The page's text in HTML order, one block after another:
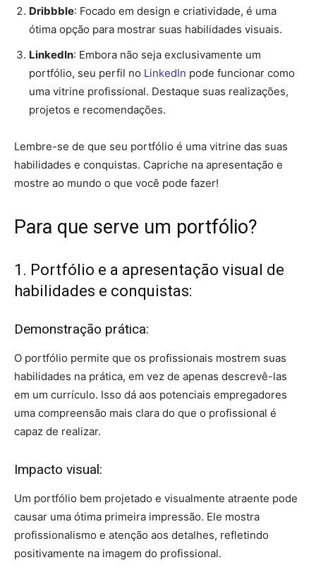
Dribbble: Focado em design e criatividade, é uma
ótima opção para mostrar suas habilidades visuais.
LinkedIn: Embora não seja exclusivamente um
portfólio, seu perfil no LinkedIn pode funcionar como
uma vitrine profissional. Destaque suas realizações,
projetos e recomendações.
Lembre-se de que seu portfólio é uma vitrine das suas
habilidades e conquistas. Capriche na apresentação e
mostre ao mundo o que você pode fazer!
Para que serve um portfólio?
1. Portfólio e a apresentação visual de
habilidades e conquistas:
Demonstração prática:
O portfólio permite que os profissionais mostrem suas
habilidades na prática, em vez de apenas descrevê-las
em um currículo. Isso dá aos potenciais empregadores
uma compreensão mais clara do que o profissional é
capaz de realizar.
Impacto visual:
Um portfólio bem projetado e visualmente atraente pode
causar uma ótima primeira impressão. Ele mostra
profissionalismo e atenção aos detalhes, refletindo
positivamente na imagem do profissional.